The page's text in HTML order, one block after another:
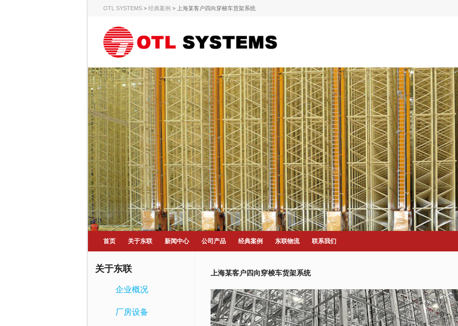
OTL SYSTEMS > 经典案例 > 上海某客户四向穿梭车货架系统
首页 关于东联 新闻中心 公司产品 经典案例 东联物流 联系我们
上海某客户四向穿梭车货架系统
关于东联
企业概况
厂房设备